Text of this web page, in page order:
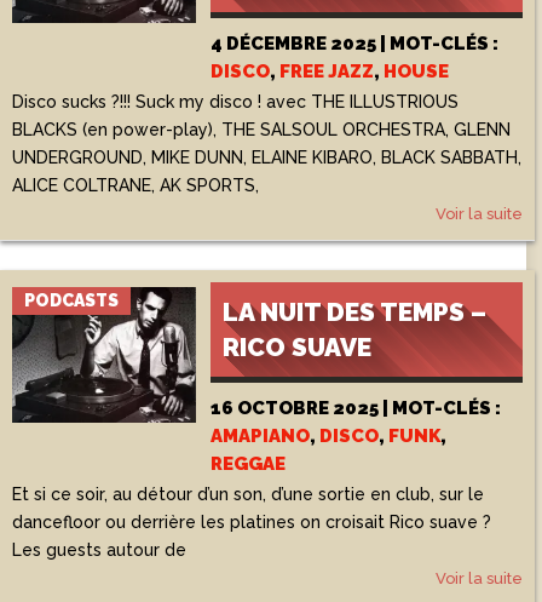
4 DÉCEMBRE 2025 | MOT-CLÉS :
DISCO, FREE JAZZ, HOUSE
Disco sucks ?!!! Suck my disco ! avec THE ILLUSTRIOUS
BLACKS (en power-play), THE SALSOUL ORCHESTRA, GLENN
UNDERGROUND, MIKE DUNN, ELAINE KIBARO, BLACK SABBATH,
ALICE COLTRANE, AK SPORTS,
Voir la suite
PODCASTS
LA NUIT DES TEMPS –
RICO SUAVE
16 OCTOBRE 2025 | MOT-CLÉS :
AMAPIANO, DISCO, FUNK,
REGGAE
Et si ce soir, au détour d’un son, d’une sortie en club, sur le
dancefloor ou derrière les platines on croisait Rico suave ?
Les guests autour de
Voir la suite